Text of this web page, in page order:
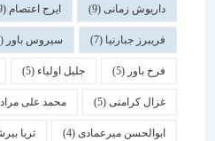
داریوش زمانی(9) ایرج اعتصام(9)
فریبرز جبارنیا(7) سیروس باور(6)
فرخ باور(5) جلیل اولیاء(5) نادر
غزال کرامتی(5) محمد علی مرادی(4)
ابوالحسن میرعمادی(4) ثریا بیرشک(4)